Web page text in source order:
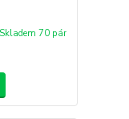
Skladem 70 pár